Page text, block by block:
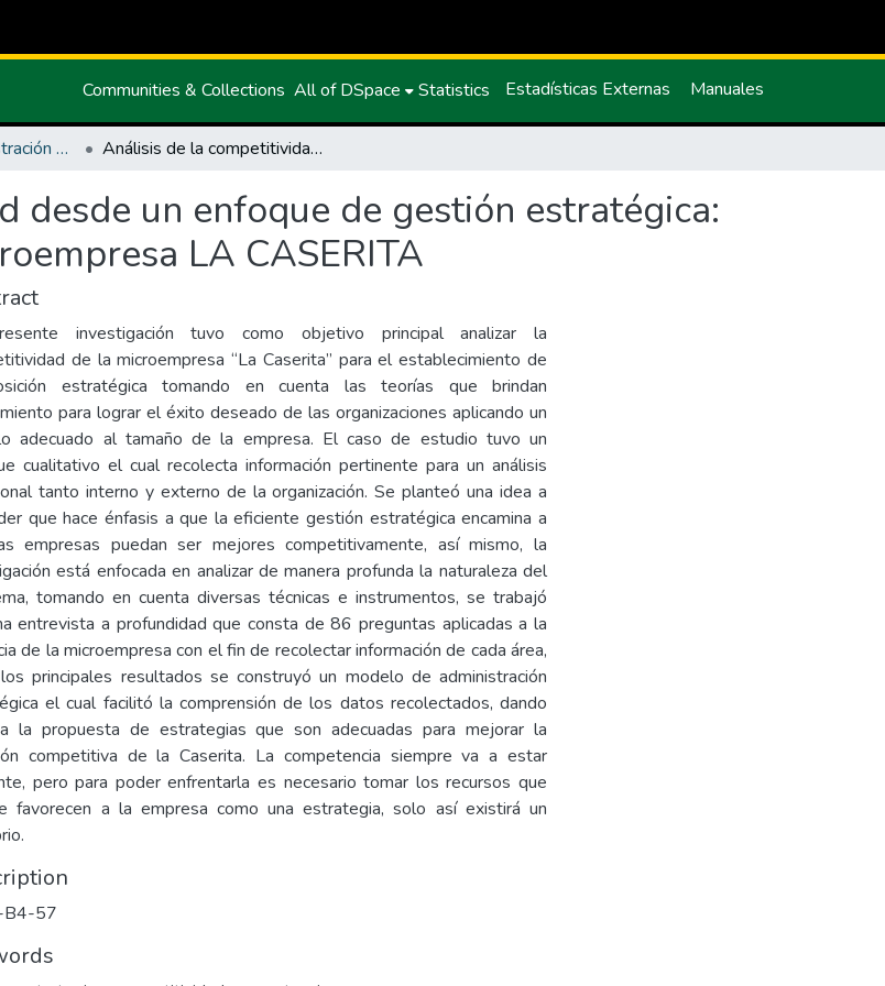
Communities & Collections All of DSpace Statistics Estadísticas Externas Manuales
Carrera de Administración de Empresas y Marketing Análisis de la competitividad desde un enfoque de gestión estratégica: Caso de estudio para la microempresa LA CASERITA
desde un enfoque de gestión estratégica:
LA CASERITA
investigación tuvo como objetivo principal analizar la
de la microempresa “La Caserita” para el establecimiento de
estratégica tomando en cuenta las teorías que brindan
para lograr el éxito deseado de las organizaciones aplicando un
adecuado al tamaño de la empresa. El caso de estudio tuvo un
cualitativo el cual recolecta información pertinente para un análisis
tanto interno y externo de la organización. Se planteó una idea a
que hace énfasis a que la eficiente gestión estratégica encamina a
empresas puedan ser mejores competitivamente, así mismo, la
está enfocada en analizar de manera profunda la naturaleza del
tomando en cuenta diversas técnicas e instrumentos, se trabajó
entrevista a profundidad que consta de 86 preguntas aplicadas a la
de la microempresa con el fin de recolectar información de cada área,
principales resultados se construyó un modelo de administración
el cual facilitó la comprensión de los datos recolectados, dando
la propuesta de estrategias que son adecuadas para mejorar la
competitiva de la Caserita. La competencia siempre va a estar
pero para poder enfrentarla es necesario tomar los recursos que
favorecen a la empresa como una estrategia, solo así existirá un
57